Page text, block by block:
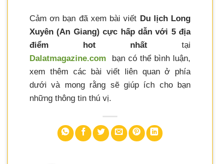
Cảm ơn bạn đã xem bài viết Du lịch Long
Xuyên (An Giang) cực hấp dẫn với 5 địa
điểm hot nhất tại
Dalatmagazine.com
bạn có thể bình luận,
xem thêm các bài viết liên quan ở phía
dưới và mong rằng sẽ giúp ích cho bạn
những thông tin thú vị.